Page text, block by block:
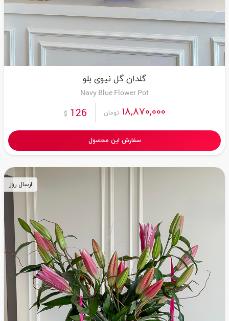
گلدان گل نیوی بلو
Navy Blue Flower Pot
18,870,000 تومان 126
$
سفارش این محصول
ارسال روز